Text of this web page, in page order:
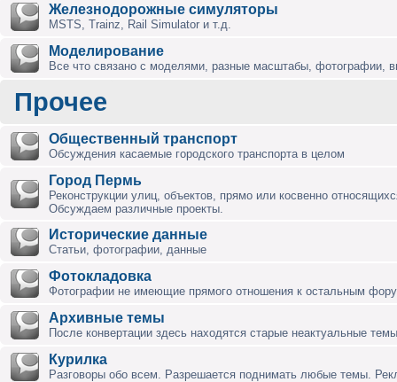
Железнодорожные симуляторы
MSTS, Trainz, Rail Simulator и т.д.
Моделирование
Все что связано с моделями, разные масштабы, фотографии,
Прочее
Общественный транспорт
Обсуждения касаемые городского транспорта в целом
Город Пермь
Реконструкции улиц, объектов, прямо или косвенно
Обсуждаем различные проекты.
Исторические данные
Статьи, фотографии, данные
Фотокладовка
Фотографии не имеющие прямого отношения к остальным
Архивные темы
После конвертации здесь находятся старые неактуальные
Курилка
Разговоры обо всем. Разрешается поднимать любые темы.